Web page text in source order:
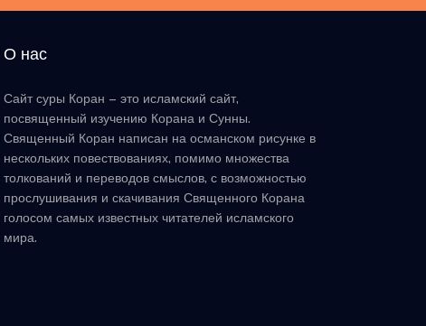
О нас
Сайт суры Коран – это исламский сайт,
посвященный изучению Корана и Сунны.
Священный Коран написан на османском рисунке в
нескольких повествованиях, помимо множества
толкований и переводов смыслов, с возможностью
прослушивания и скачивания Священного Корана
голосом самых известных читателей исламского
мира.